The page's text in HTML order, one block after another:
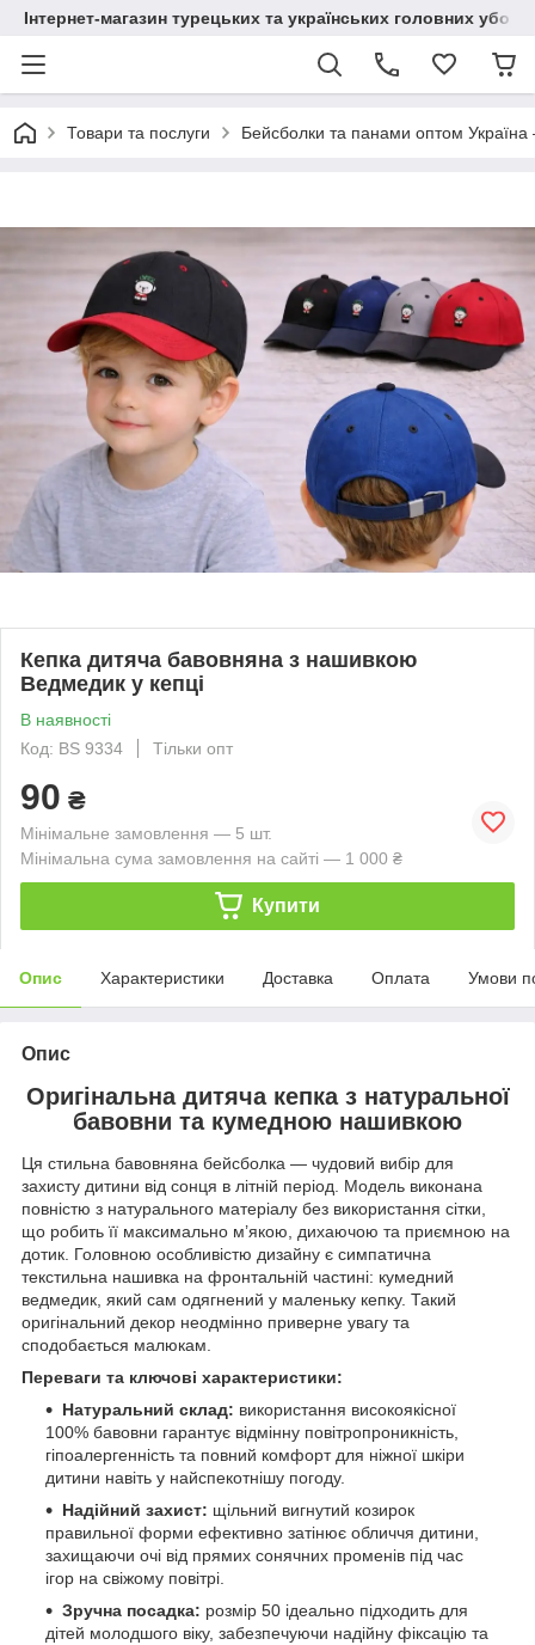
Інтернет-магазин турецьких та українських головних
Товари та послуги Бейсболки та панами оптом
Кепка дитяча бавовняна з нашивкою
Ведмедик у кепці
В наявності
Код: BS 9334
Тільки опт
90 ₴
Мінімальне замовлення — 5 шт.
Мінімальна сума замовлення на сайті — 1 000 ₴
Купити
Опис Характеристики Доставка Оплата Умови
Опис
Оригінальна дитяча кепка з натуральної
бавовни та кумедною нашивкою
Ця стильна бавовняна бейсболка — чудовий вибір для
захисту дитини від сонця в літній період. Модель виконана
повністю з натурального матеріалу без використання сітки,
що робить її максимально м’якою, дихаючою та приємною на
дотик. Головною особливістю дизайну є симпатична
текстильна нашивка на фронтальній частині: кумедний
ведмедик, який сам одягнений у маленьку кепку. Такий
оригінальний декор неодмінно приверне увагу та
сподобається малюкам.
Переваги та ключові характеристики:
Натуральний склад: використання високоякісної
100% бавовни гарантує відмінну повітропроникність,
гіпоалергенність та повний комфорт для ніжної шкіри
дитини навіть у найспекотнішу погоду.
Надійний захист: щільний вигнутий козирок
правильної форми ефективно затінює обличчя дитини,
захищаючи очі від прямих сонячних променів під час
ігор на свіжому повітрі.
Зручна посадка: розмір 50 ідеально підходить для
дітей молодшого віку, забезпечуючи надійну фіксацію та